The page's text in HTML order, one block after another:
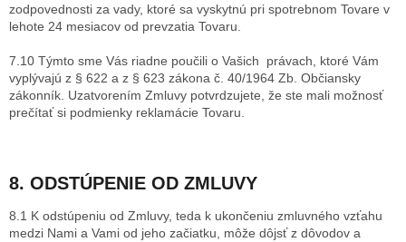
zodpovednosti za vady, ktoré sa vyskytnú pri spotrebnom Tovare v
lehote 24 mesiacov od prevzatia Tovaru.
7.10 Týmto sme Vás riadne poučili o Vašich právach, ktoré Vám
vyplývajú z § 622 a z § 623 zákona č. 40/1964 Zb. Občiansky
zákonník. Uzatvorením Zmluvy potvrdzujete, že ste mali možnosť
prečítať si podmienky reklamácie Tovaru.
8. ODSTÚPENIE OD ZMLUVY
8.1 K odstúpeniu od Zmluvy, teda k ukončeniu zmluvného vzťahu
medzi Nami a Vami od jeho začiatku, môže dôjsť z dôvodov a